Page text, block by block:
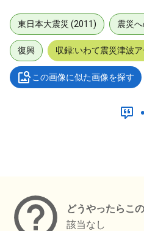
東日本大震災 (2011) 震災へ
復興 収録:いわて震災津波
この画像に似た画像を探す
どうやったらこ
該当なし